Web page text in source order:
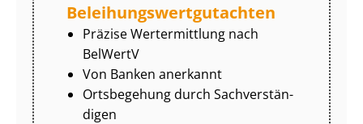
Be­lei­hungs­wert­gut­ach­ten
Präzise Wertermittlung nach
BelWertV
Von Banken anerkannt
Ortsbegehung durch Sach­ver­stän­
di­gen